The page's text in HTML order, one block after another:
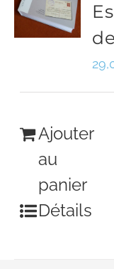
Ajouter
au
panier
Détails